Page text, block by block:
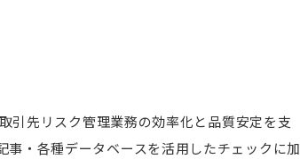
引先リスク管理業務の効率化と品質安定を支
・各種データベースを活用したチェックに加